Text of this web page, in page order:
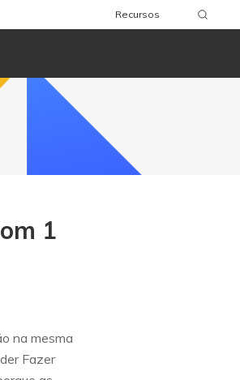
Recursos
1
na mesma
Fazer